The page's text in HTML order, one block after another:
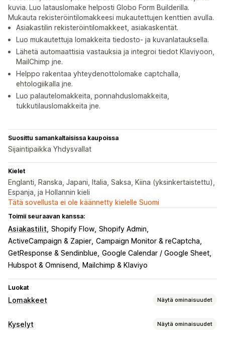
kuvia. Luo latauslomake helposti Globo Form Builderilla.
Mukauta rekisteröintilomakkeesi mukautettujen kenttien avulla.
Asiakastilin rekisteröintilomakkeet, asiakaskentät.
Luo mukautettuja lomakkeita tiedosto- ja kuvanlatauksella.
Lähetä automaattisia vastauksia ja integroi tiedot Klaviyoon,
MailChimp jne.
Helppo rakentaa yhteydenottolomake captchalla,
ehtologiikalla jne.
Luo palautelomakkeita, ponnahduslomakkeita,
tukkutilauslomakkeita jne.
Suosittu samankaltaisissa kaupoissa
Sijaintipaikka Yhdysvallat
Kielet
Englanti, Ranska, Japani, Italia, Saksa, Kiina (yksinkertaistettu),
Espanja, ja Hollannin kieli
Tätä sovellusta ei ole käännetty kielelle Suomi
Toimii seuraavan kanssa:
Asiakastilit Shopify Flow Shopify Admin
ActiveCampaign & Zapier Campaign Monitor & reCaptcha
GetResponse & Sendinblue Google Calendar / Google Sheet
Hubspot & Omnisend
Mailchimp & Klaviyo
Luokat
Lomakkeet Näytä ominaisuudet
Lomaketyypit
Kyselyt Näytä ominaisuudet